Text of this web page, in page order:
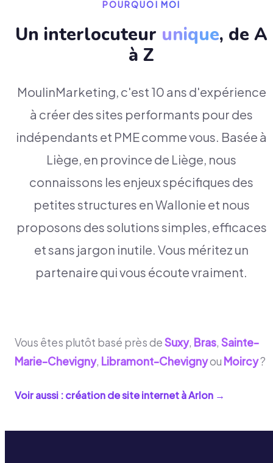
POURQUOI MOI
Un interlocuteur unique, de A
à Z
MoulinMarketing, c'est 10 ans d'expérience
à créer des sites performants pour des
indépendants et PME comme vous. Basée à
Liège, en province de Liège, nous
connaissons les enjeux spécifiques des
petites structures en Wallonie et nous
proposons des solutions simples, efficaces
et sans jargon inutile. Vous méritez un
partenaire qui vous écoute vraiment.
Vous êtes plutôt basé près deSuxy, Bras, Sainte-
Marie-Chevigny, Libramont-Chevignyou Moircy?
Voir aussi : création de site internet àArlon →